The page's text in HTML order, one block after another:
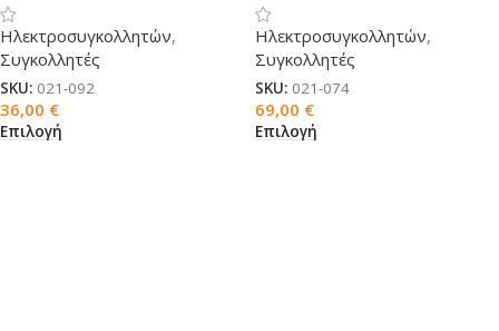
Ηλεκτροσυγκολλητών,
Συγκολλητές
SKU: 021-092
36,00 €
Επιλογή
Ηλεκτροσυγκολλητών,
Συγκολλητές
SKU: 021-074
69,00 €
Επιλογή